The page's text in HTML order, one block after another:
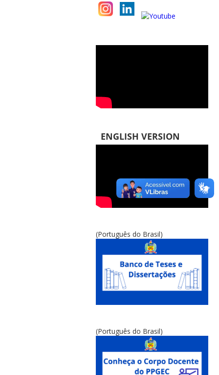
ENGLISH VERSION
(Português do Brasil)
(Português do Brasil)